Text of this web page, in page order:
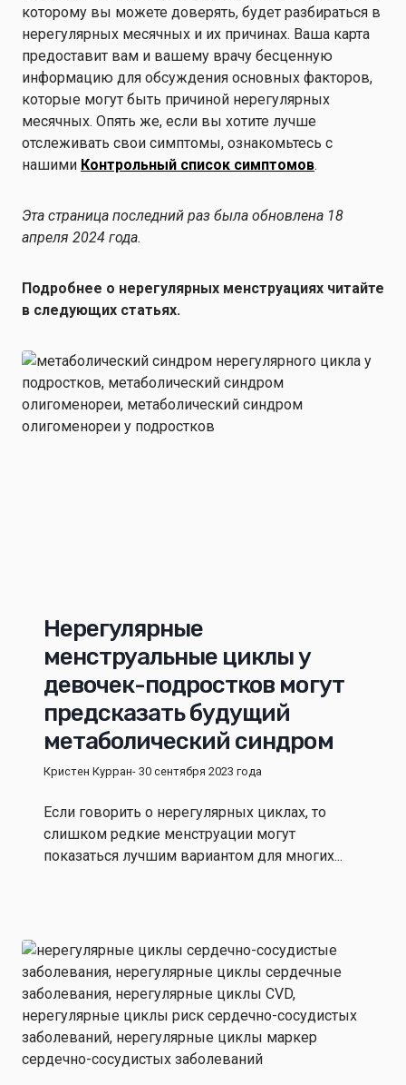
которому вы можете доверять, будет разбираться в
нерегулярных месячных и их причинах. Ваша карта
предоставит вам и вашему врачу бесценную
информацию для обсуждения основных факторов,
которые могут быть причиной нерегулярных
месячных. Опять же, если вы хотите лучше
отслеживать свои симптомы, ознакомьтесь с
нашими Контрольный список симптомов.
Эта страница последний раз была обновлена 18
апреля 2024 года.
Подробнее о нерегулярных менструациях читайте
в следующих статьях.
Нерегулярные
менструальные циклы у
девочек-подростков могут
предсказать будущий
метаболический синдром
Кристен Курран- 30 сентября 2023 года
Если говорить о нерегулярных циклах, то
слишком редкие менструации могут
показаться лучшим вариантом для многих...